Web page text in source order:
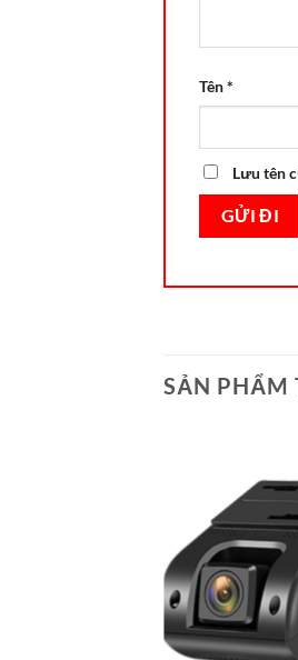
Tên*
Lưu tên
SẢN PHẨM